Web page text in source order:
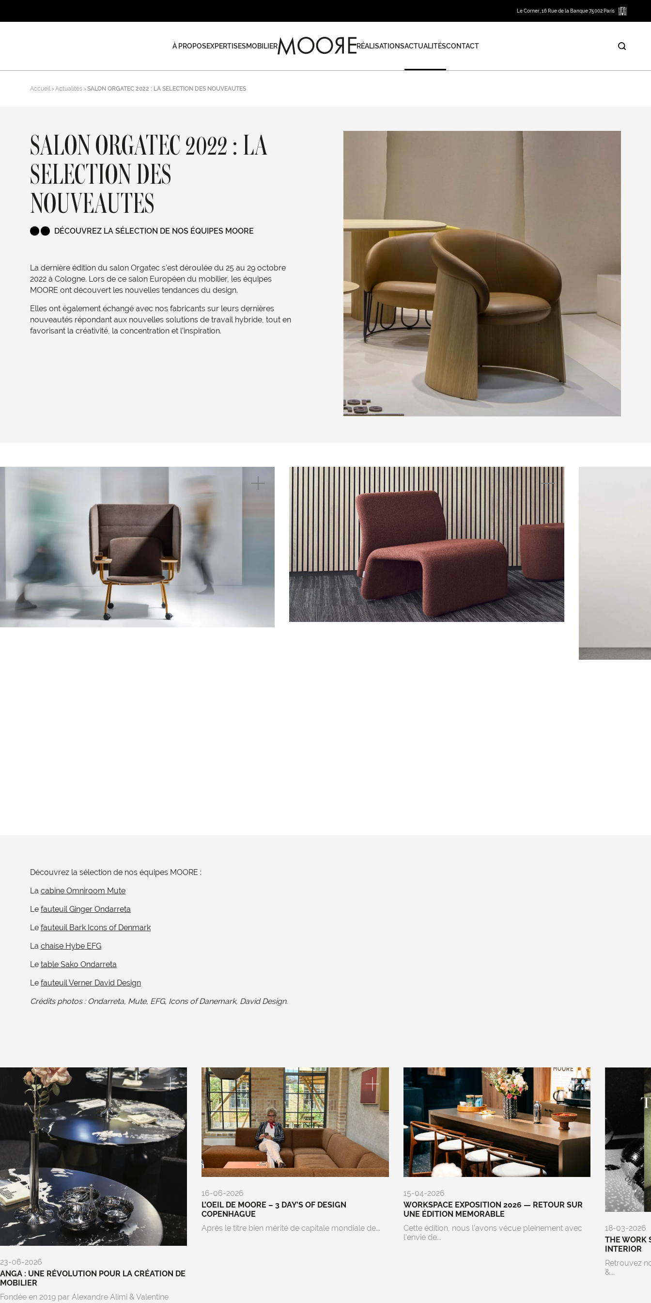
Le Corner, 16 Rue de la Banque 75002 Paris
À PROPOSEXPERTISESMOBILIER RÉALISATIONSACTUALITÉSCONTACT
Accueil Actualités SALON ORGATEC 2022 : LA SELECTION DES NOUVEAUTES
SALON ORGATEC 2022 : LA
SELECTION DES
NOUVEAUTES
DÉCOUVREZ LA SÉLECTION DE NOS ÉQUIPES MOORE
La dernière édition du salon Orgatec s’est déroulée du 25 au 29 octobre
2022 à Cologne. Lors de ce salon Européen du mobilier, les équipes
MOORE ont découvert les nouvelles tendances du design.
Elles ont également échangé avec nos fabricants sur leurs dernières
nouveautés répondant aux nouvelles solutions de travail hybride, tout en
favorisant la créativité, la concentration et l’inspiration.
Découvrez la sélection de nos équipes MOORE :
La cabine Omniroom Mute
Le fauteuil Ginger Ondarreta
Le fauteuil Bark Icons of Denmark
La chaise Hybe EFG
Le table Sako Ondarreta
Le fauteuil Verner David Design
Crédits photos : Ondarreta, Mute, EFG, Icons of Danemark, David Design.
23-06-2026
ANGA : UNE RÉVOLUTION POUR LA CRÉATION DE
MOBILIER
Fondée en 2019 par Alexandre Alimi & Valentine
16-06-2026
L’OEIL DE MOORE – 3 DAY’S OF DESIGN
COPENHAGUE
Après le titre bien mérité de capitale mondiale de...
15-04-2026
WORKSPACE EXPOSITION 2026 — RETOUR SUR
UNE ÉDITION MEMORABLE
Cette édition, nous l’avons vécue pleinement avec
l’envie de...
18-03-2026
THE WORK
INTERIOR
Retrouvez
&...